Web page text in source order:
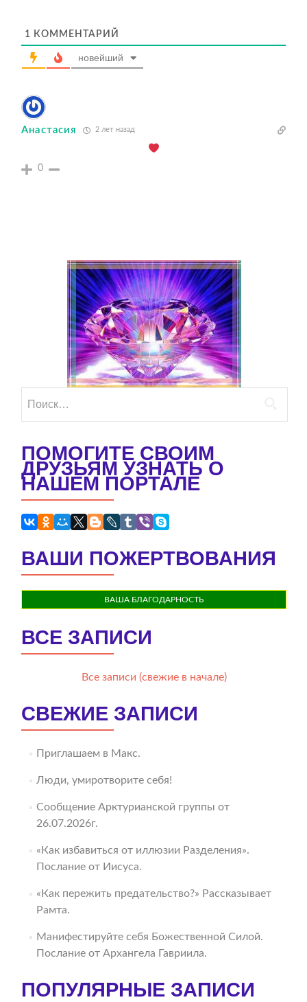
1 КОММЕНТАРИЙ
новейший
Анастасия 2 лет назад
0
ПОМОГИТЕ СВОИМ
ДРУЗЬЯМ УЗНАТЬ О
НАШЕМ ПОРТАЛЕ
ВАШИ ПОЖЕРТВОВАНИЯ
ВАША БЛАГОДАРНОСТЬ
ВСЕ ЗАПИСИ
Все записи (свежие в начале)
СВЕЖИЕ ЗАПИСИ
Приглашаем в Макс.
Люди, умиротворите себя!
Сообщение Арктурианской группы от
26.07.2026г.
«Как избавиться от иллюзии Разделения».
Послание от Иисуса.
«Как пережить предательство?» Рассказывает
Рамта.
Манифестируйте себя Божественной Силой.
Послание от Архангела Гавриила.
ПОПУЛЯРНЫЕ ЗАПИСИ